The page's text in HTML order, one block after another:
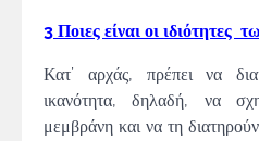
3 Ποιες είναι οι ιδιότητες
Κατ’ αρχάς, πρέπει να
ικανότητα, δηλαδή, να
μεμβράνη και να τη